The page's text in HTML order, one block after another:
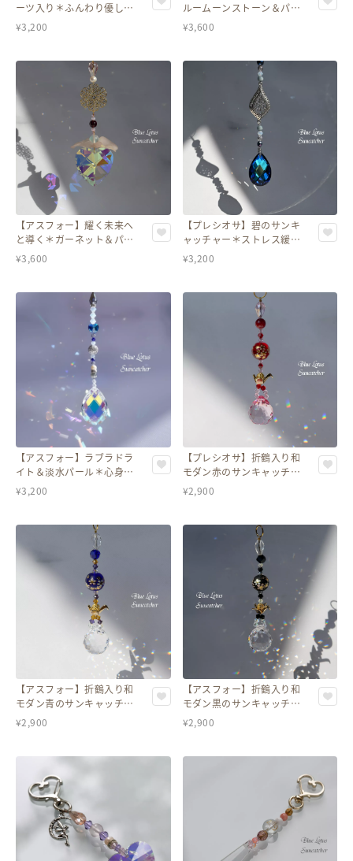
ーツ入り＊ふんわり優しい
リングサンキャッチャー
¥3,200
ルームーンストーン＆パー
ル入りハートのサンキャッ
チャー
¥3,600
【アスフォー】耀く未来へ
と導く＊ガーネット＆パー
ル入りハートのサンキャッ
チャー
¥3,600
【プレシオサ】碧のサンキ
ャッチャー＊ストレス緩和
＆内面と深くつながる
¥3,200
【アスフォー】ラブラドラ
イト＆淡水パール＊心身を
穏やかに整えるサンキャッ
チャー
¥3,200
【プレシオサ】折鶴入り和
モダン赤のサンキャッチャ
ー＊健康祈願＆ギフトにも
¥2,900
【アスフォー】折鶴入り和
モダン青のサンキャッチャ
ー＊健康祈願＆ギフトにも
¥2,900
【アスフォー】折鶴入り和
モダン黒のサンキャッチャ
ー＊健康祈願＆ギフトにも
¥2,900